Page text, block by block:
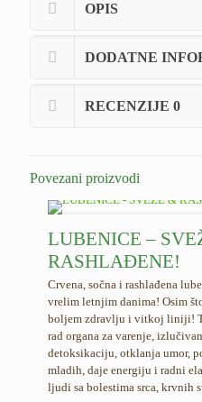
OPIS
DODATNE
RECENZIJE 0
Povezani proizvodi
LUBENICE –
RASHLAĐENE!
Crvena, sočna i rashlađena
vrelim letnjim danima! Osim
boljem zdravlju i vitkoj liniji!
rad organa za varenje,
detoksikaciju, otklanja umor,
mladih, daje energiju i radni
ljudi sa bolestima srca, krvnih